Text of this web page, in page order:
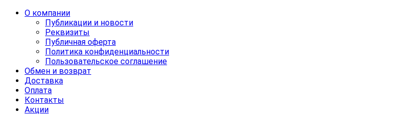
О компании
Публикации и новости
Реквизиты
Публичная оферта
Политика конфиденциальности
Пользовательское соглашение
Обмен и возврат
Доставка
Оплата
Контакты
Акции